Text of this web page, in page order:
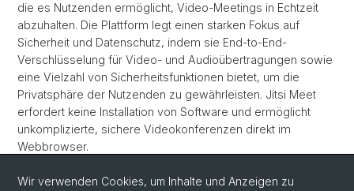
die es Nutzenden ermöglicht, Video-Meetings in Echtzeit
abzuhalten. Die Plattform legt einen starken Fokus auf
Sicherheit und Datenschutz, indem sie End-to-End-
Verschlüsselung für Video- und Audioübertragungen sowie
eine Vielzahl von Sicherheitsfunktionen bietet, um die
Privatsphäre der Nutzenden zu gewährleisten. Jitsi Meet
erfordert keine Installation von Software und ermöglicht
unkomplizierte, sichere Videokonferenzen direkt im
Webbrowser.
Wir verwenden Cookies, um Inhalte und Anzeigen zu